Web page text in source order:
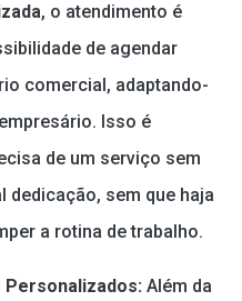
, o atendimento é
de agendar
comercial, adaptando-
Isso é
de um serviço sem
dedicação, sem que haja
a rotina de trabalho.
Personalizados: Além da